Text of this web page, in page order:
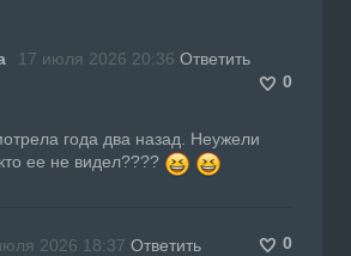
17 июля 2026 20:36 Ответить
0
года два назад. Неужели
ее не видел????
2026 18:37 Ответить
0